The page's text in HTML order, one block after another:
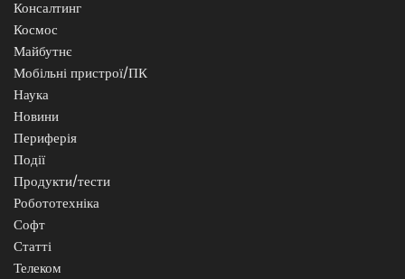
Консалтинг
Космос
Майбутнє
Мобільні пристрої/ПК
Наука
Новини
Периферія
Події
Продукти/тести
Робототехніка
Софт
Статті
Телеком